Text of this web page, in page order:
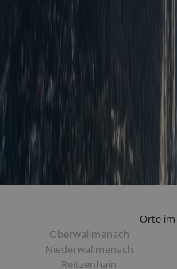
Orte
Oberwallmenach
Niederwallmenach
Reitzenhain